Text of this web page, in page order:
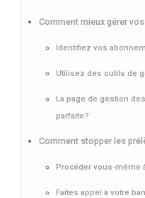
Comment mieux gérer
Identifiez vos
Utilisez des outils de
La page de gestion
parfaite ?
Comment stopper les
Procéder vous-même
Faites appel à votre